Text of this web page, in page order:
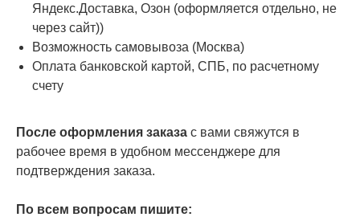
Яндекс.Доставка, Озон (оформляется отдельно, не
через сайт))
Возможность самовывоза (Москва)
Оплата банковской картой, СПБ, по расчетному
счету
После оформления заказа с вами свяжутся в
рабочее время в удобном мессенджере для
подтверждения заказа.
По всем вопросам пишите: